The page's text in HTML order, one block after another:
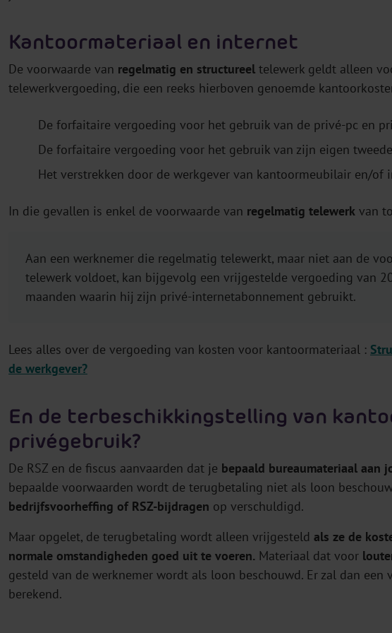
Kantoormateriaal en internet
De voorwaarde van regelmatig en structureel telewerk geldt alleen
telewerkvergoeding, die een reeks hierboven genoemde
De forfaitaire vergoeding voor het gebruik van de privé-pc en
De forfaitaire vergoeding voor het gebruik van zijn eigen
Het verstrekken door de werkgever van kantoormeubilair en/of
In die gevallen is enkel de voorwaarde van regelmatig telewerk van
Aan een werknemer die regelmatig telewerkt, maar niet aan de
telewerk voldoet, kan bijgevolg een vrijgestelde vergoeding van
maanden waarin hij zijn privé-internetabonnement gebruikt.
Lees alles over de vergoeding van kosten voor kantoormateriaal :
de werkgever?
En de terbeschikkingstelling van
privégebruik?
De RSZ en de fiscus aanvaarden dat je bepaald bureaumateriaal aan
bepaalde voorwaarden wordt de terugbetaling niet als loon
bedrijfsvoorheffing of RSZ-bijdragen op verschuldigd.
Maar opgelet, de terugbetaling wordt alleen vrijgesteld als ze de
normale omstandigheden goed uit te voeren. Materiaal dat voor
gesteld van de werknemer wordt als loon beschouwd. Er zal dan
berekend.